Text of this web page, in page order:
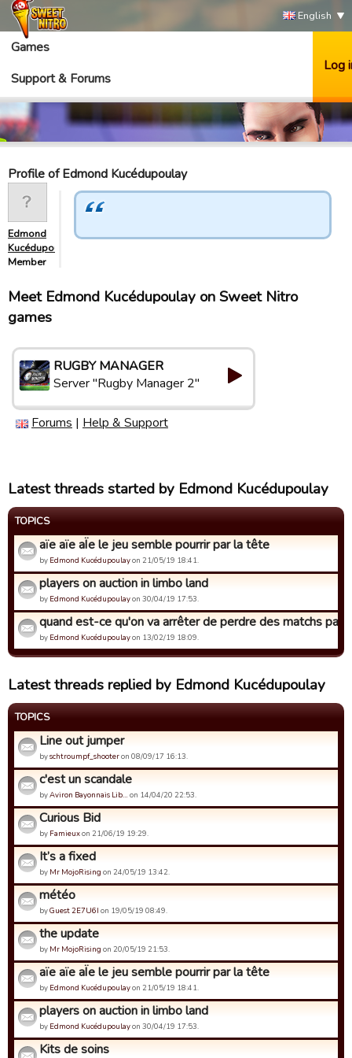
English
Games
Support & Forums
Log
Profile of Edmond Kucédupoulay
Edmond
Kucédupoulay
Member
Meet Edmond Kucédupoulay on Sweet Nitro
games
RUGBY MANAGER
Server "Rugby Manager 2"
Forums | Help & Support
Latest threads started by Edmond Kucédupoulay
TOPICS
aïe aïe aÏe le jeu semble pourrir par la tête
by Edmond Kucédupoulayon 21/05/19 18:41.
players on auction in limbo land
by Edmond Kucédupoulayon 30/04/19 17:53.
quand est-ce qu'on va arrêter de perdre des matchs
by Edmond Kucédupoulayon 13/02/19 18:09.
Latest threads replied by Edmond Kucédupoulay
TOPICS
Line out jumper
byschtroumpf_shooteron 08/09/17 16:13.
c'est un scandale
byAviron Bayonnais Lib… on 14/04/20 22:53.
Curious Bid
by Famieuxon 21/06/19 19:29.
It’s a fixed
by Mr MojoRising on 24/05/19 13:42.
météo
byGuest 2E7U6I on 19/05/19 08:49.
the update
by Mr MojoRising on 20/05/19 21:53.
aïe aïe aÏe le jeu semble pourrir par la tête
by Edmond Kucédupoulayon 21/05/19 18:41.
players on auction in limbo land
by Edmond Kucédupoulayon 30/04/19 17:53.
Kits de soins